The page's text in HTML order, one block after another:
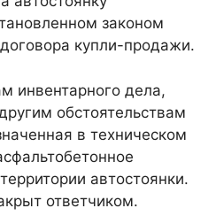
законом
купли-продажи.
инвентарного дела,
обстоятельствам
в техническом
автостоянки.
ответчиком.